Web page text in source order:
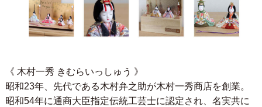
《 木村一秀 きむらいっしゅう 》
昭和23年、先代である木村弁之助が木村一秀商店を創業。
昭和54年に通商大臣指定伝統工芸士に認定され、名実共に